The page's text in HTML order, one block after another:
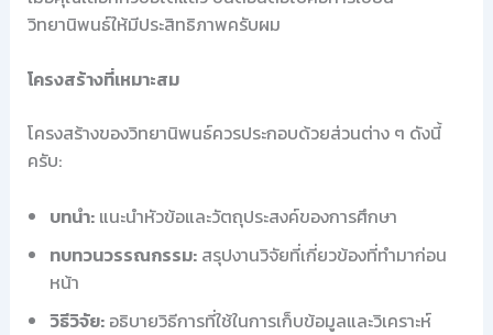
วิทยานิพนธ์ให้มีประสิทธิภาพครับผม
โครงสร้างที่เหมาะสม
โครงสร้างของวิทยานิพนธ์ควรประกอบด้วยส่วนต่าง ๆ ดังนี้
ครับ:
บทนำ:แนะนำหัวข้อและวัตถุประสงค์ของการศึกษา
ทบทวนวรรณกรรม:สรุปงานวิจัยที่เกี่ยวข้องที่ทำมาก่อน
หน้า
วิธีวิจัย:อธิบายวิธีการที่ใช้ในการเก็บข้อมูลและวิเคราะห์